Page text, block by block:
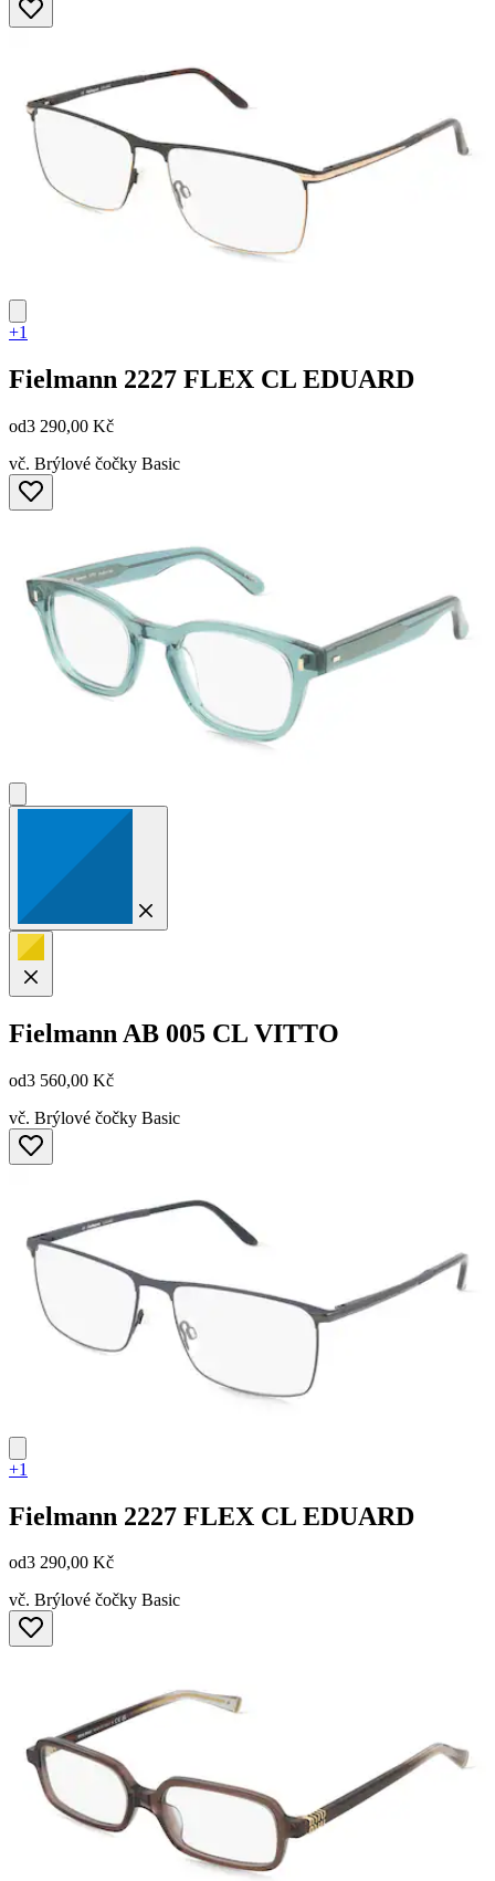
+1
Fielmann 2227 FLEX CL EDUARD
od3 290,00 Kč
vč. Brýlové čočky Basic
Fielmann AB 005 CL VITTO
od3 560,00 Kč
vč. Brýlové čočky Basic
+1
Fielmann 2227 FLEX CL EDUARD
od3 290,00 Kč
vč. Brýlové čočky Basic